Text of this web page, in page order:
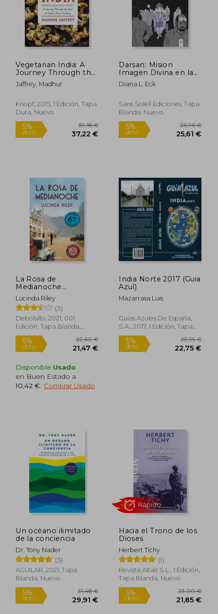
Vegetarian India: A
Journey Through the
Best of Indian Home
Cooking (en Inglés)
Jaffrey, Madhur
Knopf, 2015, 1 Edición, Tapa
Dura, Nuevo
5%
dcto. 37,22 €
Darsan: Mision
Imagen Divina en la
India
Diana L. Eck
Sans Soleil Ediciones, Tapa
Blanda, Nuevo
5%
dcto.
La Rosa de
Medianoche
(Campaña Verano -
Edición Limitada a
Precio Especial)
(Campañas)
Lucinda Riley
(3)
Debolsillo, 2021, 001
Edición, Tapa Blanda,
Nuevo
dcto. 21,47 €
Disponible Usado
en Buen Estado a
10,42 € Comprar Usado
India Norte 2017 (Guia
Azul)
Mazarrasa Luis
Guías Azules De España,
S.A., 2017, 1 Edición, Tapa
Blanda, Nuevo
5%
dcto.
Un océano ilimitado
de la conciencia
Dr. Tony Nader
(3)
AGUILAR, 2021, Tapa
Blanda, Nuevo
Hacia el Trono de los
Dioses
Herbert Tichy
(1)
Revista Altair S.L., 1 Edición,
Tapa Blanda, Nuevo